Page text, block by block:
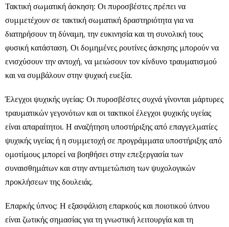
Τακτική σωματική άσκηση: Οι πυροσβέστες πρέπει να
συμμετέχουν σε τακτική σωματική δραστηριότητα για να
διατηρήσουν τη δύναμη, την ευκινησία και τη συνολική τους
φυσική κατάσταση. Οι δομημένες ρουτίνες άσκησης μπορούν να
ενισχύσουν την αντοχή, να μειώσουν τον κίνδυνο τραυματισμού
και να συμβάλουν στην ψυχική ευεξία.
Έλεγχοι ψυχικής υγείας: Οι πυροσβέστες συχνά γίνονται μάρτυρες
τραυματικών γεγονότων και οι τακτικοί έλεγχοι ψυχικής υγείας
είναι απαραίτητοι. Η αναζήτηση υποστήριξης από επαγγελματίες
ψυχικής υγείας ή η συμμετοχή σε προγράμματα υποστήριξης από
ομοτίμους μπορεί να βοηθήσει στην επεξεργασία των
συναισθημάτων και στην αντιμετώπιση των ψυχολογικών
προκλήσεων της δουλειάς.
Επαρκής ύπνος: Η εξασφάλιση επαρκούς και ποιοτικού ύπνου
είναι ζωτικής σημασίας για τη γνωστική λειτουργία και τη